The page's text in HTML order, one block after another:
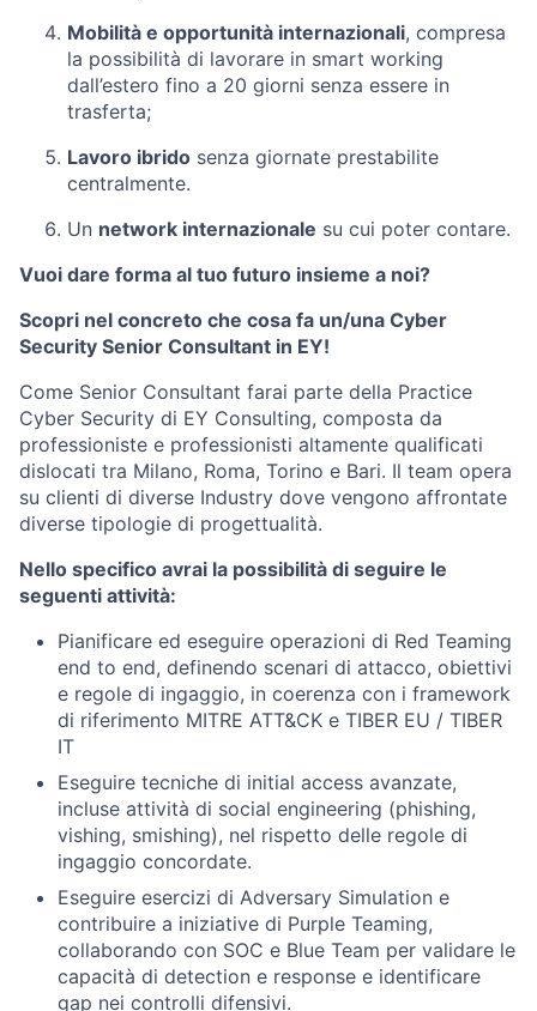
Mobilità e opportunità internazionali, compresa
la possibilità di lavorare in smart working
dall’estero fino a 20 giorni senza essere in
trasferta;
Lavoro ibrido senza giornate prestabilite
centralmente.
Un network internazionale su cui poter contare.
Vuoi dare forma al tuo futuro insieme a noi?
Scopri nel concreto che cosa fa un/una Cyber
Security Senior Consultant in EY!
Come Senior Consultant farai parte della Practice
Cyber Security di EY Consulting, composta da
professioniste e professionisti altamente qualificati
dislocati tra Milano, Roma, Torino e Bari. Il team opera
su clienti di diverse Industry dove vengono affrontate
diverse tipologie di progettualità.
Nello specifico avrai la possibilità di seguire le
seguenti attività:
Pianificare ed eseguire operazioni di Red Teaming
end to end, definendo scenari di attacco, obiettivi
e regole di ingaggio, in coerenza con i framework
di riferimento MITRE ATT&CK e TIBER EU / TIBER
IT
Eseguire tecniche di initial access avanzate,
incluse attività di social engineering (phishing,
vishing, smishing), nel rispetto delle regole di
ingaggio concordate.
Eseguire esercizi di Adversary Simulation e
contribuire a iniziative di Purple Teaming,
collaborando con SOC e Blue Team per validare le
capacità di detection e response e identificare
gap nei controlli difensivi.